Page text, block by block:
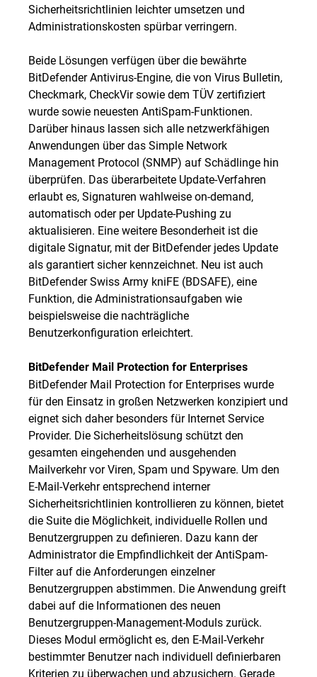
Sicherheitsrichtlinien leichter umsetzen und
Administrationskosten spürbar verringern.
Beide Lösungen verfügen über die bewährte
BitDefender Antivirus-Engine, die von Virus Bulletin,
Checkmark, CheckVir sowie dem TÜV zertifiziert
wurde sowie neuesten AntiSpam-Funktionen.
Darüber hinaus lassen sich alle netzwerkfähigen
Anwendungen über das Simple Network
Management Protocol (SNMP) auf Schädlinge hin
überprüfen. Das überarbeitete Update-Verfahren
erlaubt es, Signaturen wahlweise on-demand,
automatisch oder per Update-Pushing zu
aktualisieren. Eine weitere Besonderheit ist die
digitale Signatur, mit der BitDefender jedes Update
als garantiert sicher kennzeichnet. Neu ist auch
BitDefender Swiss Army kniFE (BDSAFE), eine
Funktion, die Administrationsaufgaben wie
beispielsweise die nachträgliche
Benutzerkonfiguration erleichtert.
BitDefender Mail Protection for Enterprises
BitDefender Mail Protection for Enterprises wurde
für den Einsatz in großen Netzwerken konzipiert und
eignet sich daher besonders für Internet Service
Provider. Die Sicherheitslösung schützt den
gesamten eingehenden und ausgehenden
Mailverkehr vor Viren, Spam und Spyware. Um den
E-Mail-Verkehr entsprechend interner
Sicherheitsrichtlinien kontrollieren zu können, bietet
die Suite die Möglichkeit, individuelle Rollen und
Benutzergruppen zu definieren. Dazu kann der
Administrator die Empfindlichkeit der AntiSpam-
Filter auf die Anforderungen einzelner
Benutzergruppen abstimmen. Die Anwendung greift
dabei auf die Informationen des neuen
Benutzergruppen-Management-Moduls zurück.
Dieses Modul ermöglicht es, den E-Mail-Verkehr
bestimmter Benutzer nach individuell definierbaren
Kriterien zu überwachen und abzusichern. Gerade